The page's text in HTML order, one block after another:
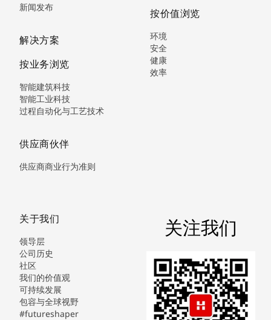
新闻发布
解决方案
按业务浏览
智能建筑科技
智能工业科技
过程自动化与工艺技术
供应商伙伴
供应商商业行为准则
按价值浏览
环境
安全
健康
效率
关于我们
领导层
公司历史
社区
我们的价值观
可持续发展
包容与全球视野
#futureshaper
关注我们